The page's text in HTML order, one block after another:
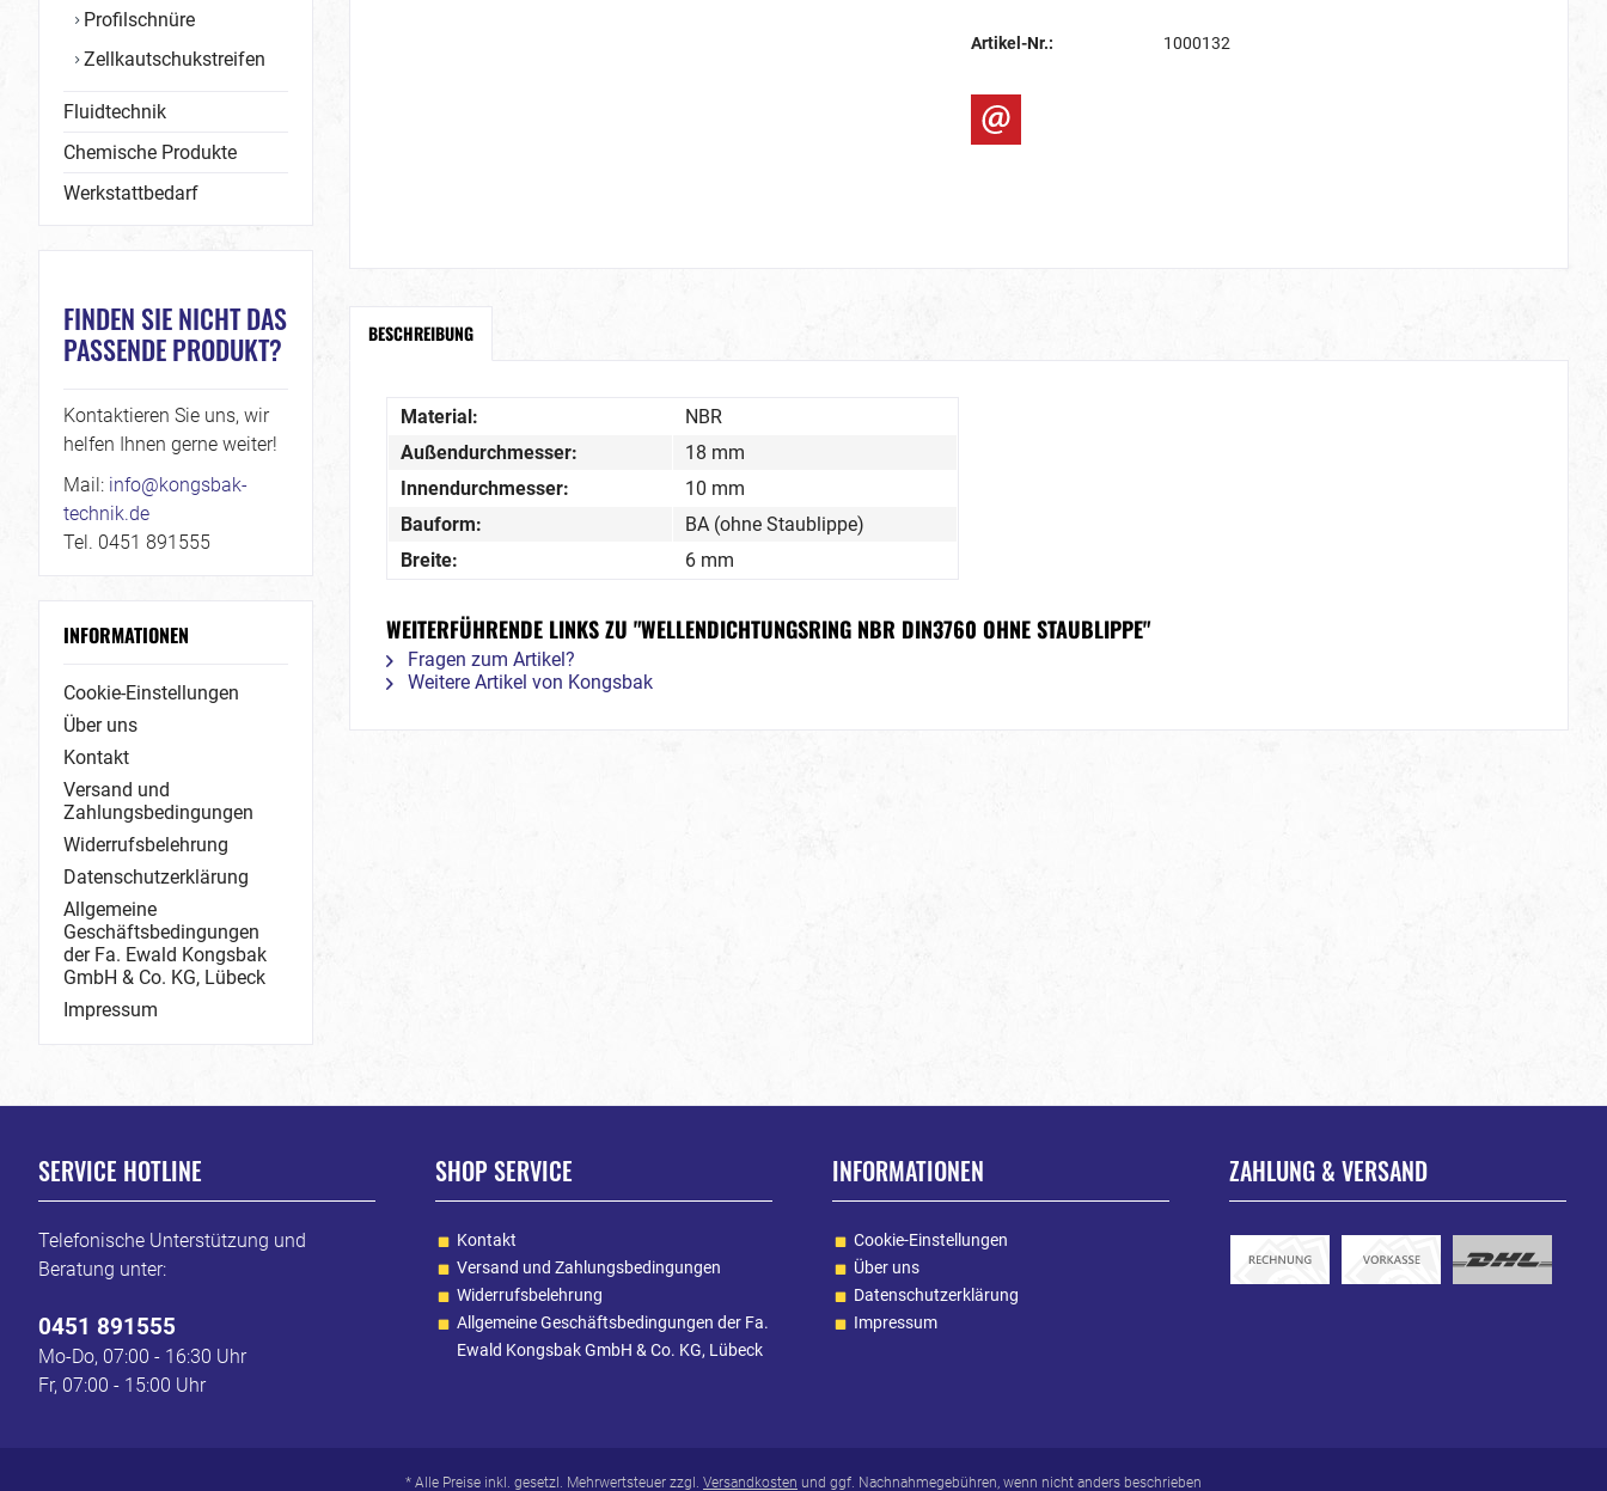
Profilschnüre
Zellkautschukstreifen
Fluidtechnik
Chemische Produkte
Werkstattbedarf
FINDEN SIE NICHT DAS
PASSENDE PRODUKT?
Kontaktieren Sie uns, wir
helfen Ihnen gerne weiter!
Mail: info@kongsbak-
technik.de
Tel. 0451 891555
INFORMATIONEN
Cookie-Einstellungen
Über uns
Kontakt
Versand und
Zahlungsbedingungen
Widerrufsbelehrung
Datenschutzerklärung
Allgemeine
Geschäftsbedingungen
der Fa. Ewald Kongsbak
GmbH & Co. KG, Lübeck
Impressum
Artikel-Nr.: 1000132
BESCHREIBUNG
Material:
NBR
Außendurchmesser:
18 mm
Innendurchmesser:
10 mm
Bauform:
BA (ohne Staublippe)
Breite:
6 mm
WEITERFÜHRENDE LINKS ZU "WELLENDICHTUNGSRING NBR DIN3760 OHNE STAUBLIPPE"
Fragen zum Artikel?
Weitere Artikel von Kongsbak
SERVICE HOTLINE
Telefonische Unterstützung und
Beratung unter:
0451 891555
Mo-Do, 07:00 - 16:30 Uhr
Fr, 07:00 - 15:00 Uhr
SHOP SERVICE
Kontakt
Versand und Zahlungsbedingungen
Widerrufsbelehrung
Allgemeine Geschäftsbedingungen der Fa.
Ewald Kongsbak GmbH & Co. KG, Lübeck
INFORMATIONEN
Cookie-Einstellungen
Über uns
Datenschutzerklärung
Impressum
ZAHLUNG & VERSAND
* Alle Preise inkl. gesetzl. Mehrwertsteuer zzgl. Versandkosten und ggf. Nachnahmegebühren, wenn nicht anders beschrieben